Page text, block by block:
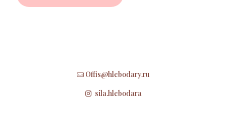
Offis@hlebodary.ru
sila.hlebodara